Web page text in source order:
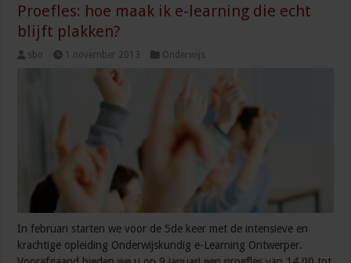
Proefles: hoe maak ik e-learning die echt
blijft plakken?
sbo 1 november 2013 Onderwijs
In februari starten we voor de 5de keer met de intensieve en
krachtige opleiding Onderwijskundig e-Learning Ontwerper.